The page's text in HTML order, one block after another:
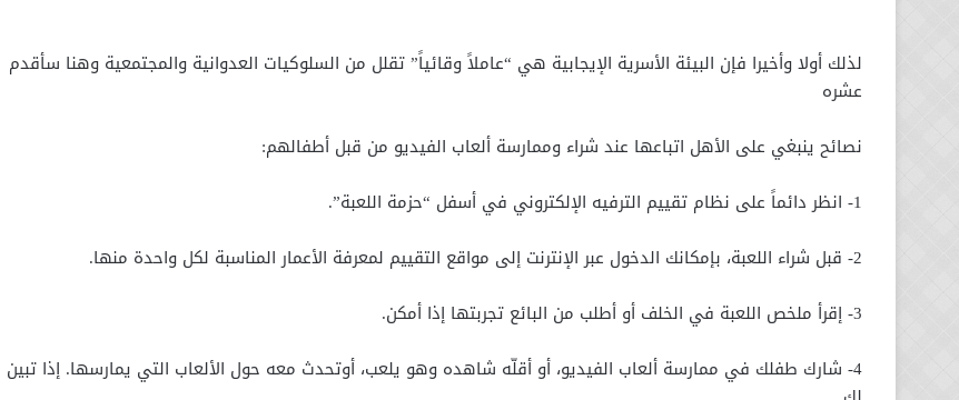
لذلك أولا وأخيرا فإن البيئة الأسرية الإيجابية هي “عاملاً وقائياً” تقلل من السلوكيات العدوانية والمجتمعية وهنا سأقدم
عشره
نصائح ينبغي على الأهل اتباعها عند شراء وممارسة ألعاب الفيديو من قبل أطفالهم:
1- انظر دائماً على نظام تقييم الترفيه الإلكتروني في أسفل “حزمة اللعبة”.
2- قبل شراء اللعبة، بإمكانك الدخول عبر الإنترنت إلى مواقع التقييم لمعرفة الأعمار المناسبة لكل واحدة منها.
3- إقرأ ملخص اللعبة في الخلف أو أطلب من البائع تجربتها إذا أمكن.
4- شارك طفلك في ممارسة ألعاب الفيديو، أو أقلّه شاهده وهو يلعب، أوتحدث معه حول الألعاب التي يمارسها. إذا تبين